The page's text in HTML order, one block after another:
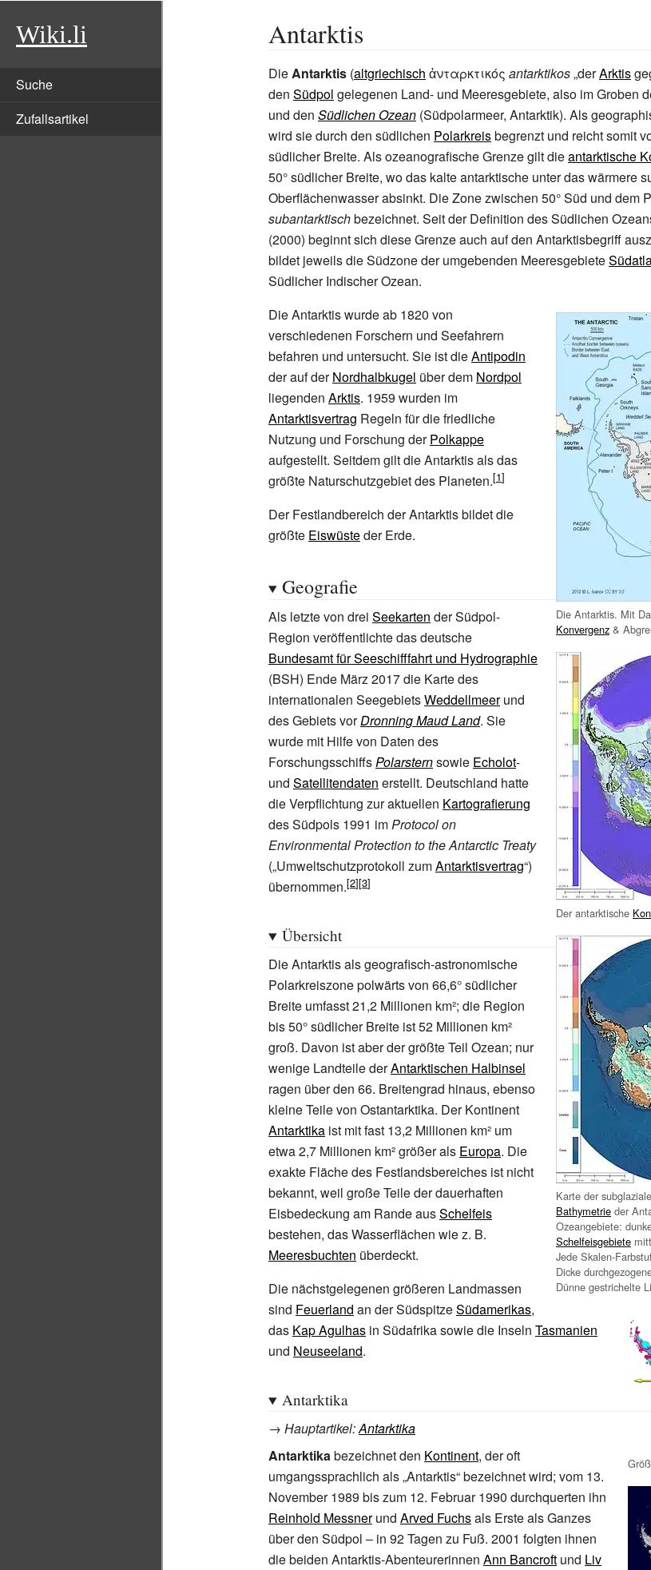
Wiki.li
Suche
Zufallsartikel
Antarktis
DieAntarktis (altgriechisch ἀνταρκτικός antarktikos„derArktis
den Südpol gelegenen Land- und Meeresgebiete, also im Groben
und den Südlichen Ozean (Südpolarmeer, Antarktik). Als
wird sie durch den südlichen Polarkreisbegrenzt und reicht somit
südlicher Breite. Als ozeanografische Grenze gilt dieantarktische
50°südlicher Breite, wo das kalte antarktische unter das wärmere
Oberflächenwasser absinkt. Die Zone zwischen 50°Süd und dem
subantarktischbezeichnet. Seit der Definition des Südlichen
(2000) beginnt sich diese Grenze auch auf den Antarktisbegriff
bildet jeweils die Südzone der umgebenden Meeresgebiete
Südlicher Indischer Ozean.
Die Antarktis. Mit
Konvergenz &
Der antarktische
Karte der
Bathymetrie der
Ozeangebiete:
Schelfeisgebiete
Jede Skalen-
Dicke
Dünne gestrichelte
Die Antarktis wurde ab 1820 von
verschiedenen Forschern und Seefahrern
befahren und untersucht. Sie ist dieAntipodin
der auf derNordhalbkugel über dem Nordpol
liegenden Arktis. 1959 wurden im
Antarktisvertrag Regeln für die friedliche
Nutzung und Forschung derPolkappe
aufgestellt. Seitdem gilt die Antarktis als das
größte Naturschutzgebiet des Planeten.
Der Festlandbereich der Antarktis bildet die
größte Eiswüsteder Erde.
Geografie
Als letzte von drei Seekarten der Südpol-
Region veröffentlichte das deutsche
Bundesamt für Seeschifffahrt und Hydrographie
(BSH) Ende März 2017 die Karte des
internationalen SeegebietsWeddellmeerund
des Gebiets vorDronning Maud Land. Sie
wurde mit Hilfe von Daten des
ForschungsschiffsPolarsternsowie Echolot-
und Satellitendaten erstellt. Deutschland hatte
die Verpflichtung zur aktuellen Kartografierung
des Südpols 1991 imProtocol on
Environmental Protection to the Antarctic Treaty
(„Umweltschutzprotokoll zumAntarktisvertrag“)
übernommen.
Übersicht
Die Antarktis als geografisch-astronomische
Polarkreiszone polwärts von 66,6° südlicher
Breite umfasst 21,2 Millionen km²; die Region
bis 50° südlicher Breite ist 52 Millionen km²
groß. Davon ist aber der größte Teil Ozean; nur
wenige Landteile derAntarktischen Halbinsel
ragen über den 66. Breitengrad hinaus, ebenso
kleine Teile von Ostantarktika. Der Kontinent
Antarktika ist mit fast 13,2 Millionen km² um
etwa 2,7 Millionen km² größer als Europa. Die
exakte Fläche des Festlandsbereiches ist nicht
bekannt, weil große Teile der dauerhaften
Eisbedeckung am Rande ausSchelfeis
bestehen, das Wasserflächen wie z. B.
Meeresbuchten überdeckt.
Die nächstgelegenen größeren Landmassen
sind Feuerland an der SüdspitzeSüdamerikas,
das Kap Agulhas in Südafrika sowie die Inseln Tasmanien
und Neuseeland.
Antarktika
→ Hauptartikel:Antarktika
Antarktikabezeichnet den Kontinent, der oft
umgangssprachlich als „Antarktis“ bezeichnet wird; vom 13.
November 1989 bis zum 12. Februar 1990 durchquerten ihn
Reinhold Messnerund Arved Fuchsals Erste als Ganzes
über den Südpol – in 92 Tagen zu Fuß. 2001 folgten ihnen
die beiden Antarktis-Abenteurerinnen Ann Bancroft und Liv